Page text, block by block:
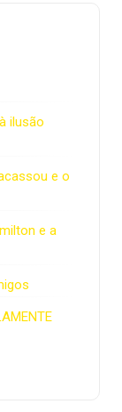
ilusão
e o
e a